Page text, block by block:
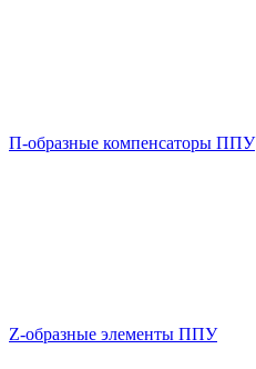
П-образные компенсаторы ППУ
Z-образные элементы ППУ